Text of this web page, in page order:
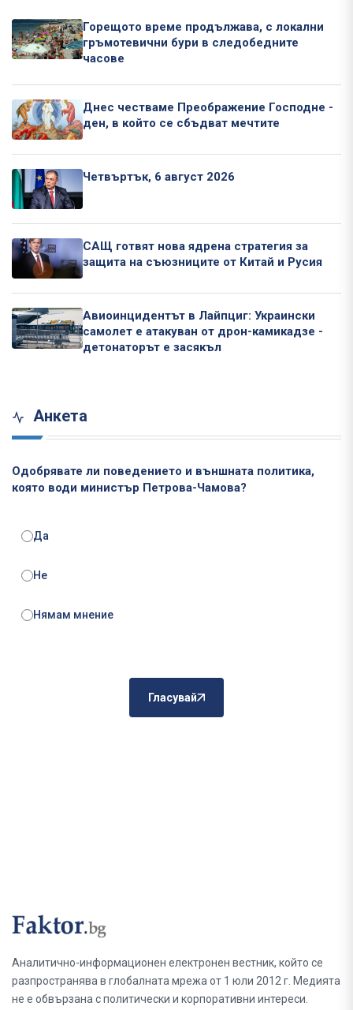
Горещото време продължава, с локални
гръмотевични бури в следобедните
часове
Днес честваме Преображение Господне -
ден, в който се сбъдват мечтите
Четвъртък, 6 август 2026
САЩ готвят нова ядрена стратегия за
защита на съюзниците от Китай и Русия
Авиоинцидентът в Лайпциг: Украински
самолет е атакуван от дрон-камикадзе -
детонаторът е засякъл
Анкета
Одобрявате ли поведението и външната политика,
която води министър Петрова-Чамова?
Да
Не
Нямам мнение
Гласувай
Аналитично-информационен електронен вестник, който се
разпространява в глобалната мрежа от 1 юли 2012 г. Медията
не е обвързана с политически и корпоративни интереси.